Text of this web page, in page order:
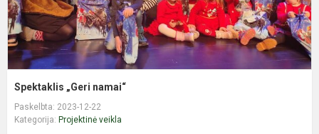
Spektaklis „Geri namai“
Paskelbta: 2023-12-22
Kategorija: Projektinė veikla